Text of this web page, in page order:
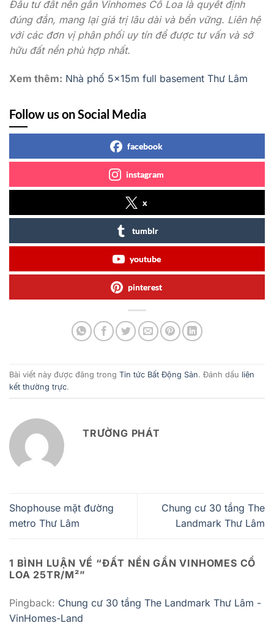
Đầu tư đất nền gần Vinhomes Cổ Loa là quyết định
đúng đắn, mang lại giá trị lâu dài và bền vững. Liên hệ
với các đơn vị phân phối uy tín để được tư vấn và sở
hữu đất nền phù hợp nhất.
Xem thêm: Nhà phố 5x15m full basement Thư Lâm
Follow us on Social Media
facebook
instagram
x
tumblr
youtube
pinterest
Bài viết này được đăng trong Tin tức Bất Động Sản. Đánh dấu liên
kết thường trực.
TRƯỜNG PHÁT
Shophouse mặt đường
metro Thư Lâm
Chung cư 30 tầng The
Landmark Thư Lâm
1 BÌNH LUẬN VỀ “ĐẤT NỀN GẦN VINHOMES CỔ
LOA 25TR/M²”
Pingback: Chung cư 30 tầng The Landmark Thư Lâm -
VinHomes-Land